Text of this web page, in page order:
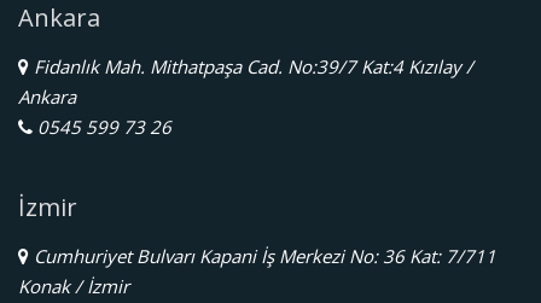
Ankara
Fidanlık Mah. Mithatpaşa Cad. No:39/7 Kat:4 Kızılay /
Ankara
0545 599 73 26
İzmir
Cumhuriyet Bulvarı Kapani İş Merkezi No: 36 Kat: 7/711
Konak / İzmir